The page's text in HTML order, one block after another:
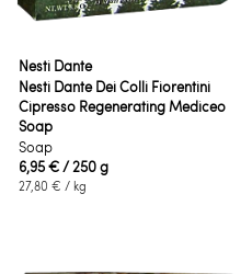
Nesti Dante
Nesti Dante Dei Colli Fiorentini
Cipresso Regenerating Mediceo
Soap
Soap
6,95 €/ 250 g
27,80 € / kg